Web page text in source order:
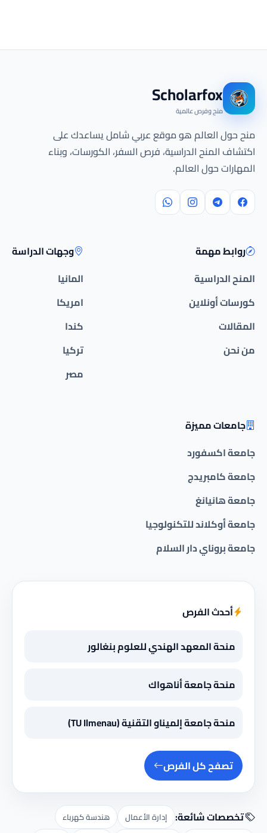
Scholarfox
منح وفرص عالمية
منح حول العالم هو موقع عربي شامل يساعدك على
اكتشاف المنح الدراسية، فرص السفر، الكورسات، وبناء
المهارات حول العالم.
روابط مهمة
المنح الدراسية
كورسات أونلاين
المقالات
من نحن
وجهات الدراسة
المانيا
امريكا
كندا
تركيا
مصر
جامعات مميزة
جامعة اكسفورد
جامعة كامبريدج
جامعة هانيانغ
جامعة أوكلاند للتكنولوجيا
جامعة بروناي دار السلام
أحدث الفرص
منحة المعهد الهندي للعلوم بنغالور
منحة جامعة أناهواك
منحة جامعة إلميناو التقنية (TU Ilmenau)
تصفح كل الفرص
تخصصات شائعة: إدارة الأعمال هندسة كهرباء